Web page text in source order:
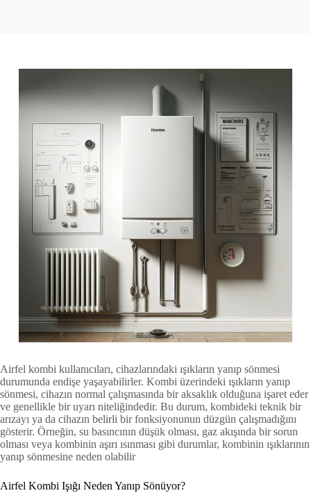
Airfel kombi kullanıcıları, cihazlarındaki ışıkların yanıp sönmesi
durumunda endişe yaşayabilirler. Kombi üzerindeki ışıkların yanıp
sönmesi, cihazın normal çalışmasında bir aksaklık olduğuna işaret eder
ve genellikle bir uyarı niteliğindedir. Bu durum, kombideki teknik bir
arızayı ya da cihazın belirli bir fonksiyonunun düzgün çalışmadığını
gösterir. Örneğin, su basıncının düşük olması, gaz akışında bir sorun
olması veya kombinin aşırı ısınması gibi durumlar, kombinin ışıklarının
yanıp sönmesine neden olabilir​
Airfel Kombi Işığı Neden Yanıp Sönüyor?